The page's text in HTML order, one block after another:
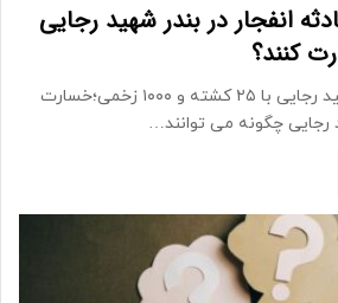
انفجار در بندر شهید رجایی
کنند؟
انفجار مهیب در بندر شهید رجایی با ۲۵ کشته و ۱۰۰۰ زخمی؛خسارت
رجایی چگونه می توانند…